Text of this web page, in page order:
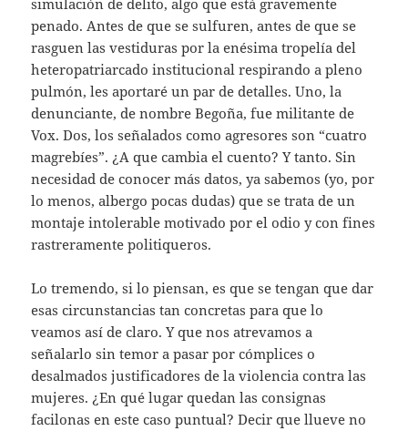
simulación de delito, algo que está gravemente
penado. Antes de que se sulfuren, antes de que se
rasguen las vestiduras por la enésima tropelía del
heteropatriarcado institucional respirando a pleno
pulmón, les aportaré un par de detalles. Uno, la
denunciante, de nombre Begoña, fue militante de
Vox. Dos, los señalados como agresores son “cuatro
magrebíes”. ¿A que cambia el cuento? Y tanto. Sin
necesidad de conocer más datos, ya sabemos (yo, por
lo menos, albergo pocas dudas) que se trata de un
montaje intolerable motivado por el odio y con fines
rastreramente politiqueros.
Lo tremendo, si lo piensan, es que se tengan que dar
esas circunstancias tan concretas para que lo
veamos así de claro. Y que nos atrevamos a
señalarlo sin temor a pasar por cómplices o
desalmados justificadores de la violencia contra las
mujeres. ¿En qué lugar quedan las consignas
facilonas en este caso puntual? Decir que llueve no